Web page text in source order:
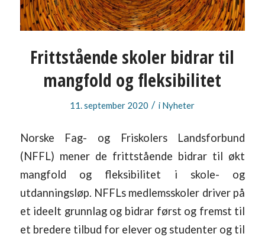
Frittstående skoler bidrar til
mangfold og fleksibilitet
11. september 2020 / i Nyheter
Norske Fag- og Friskolers Landsforbund
(NFFL) mener de frittstående bidrar til økt
mangfold og fleksibilitet i skole- og
utdanningsløp. NFFLs medlemsskoler driver på
et ideelt grunnlag og bidrar først og fremst til
et bredere tilbud for elever og studenter og til